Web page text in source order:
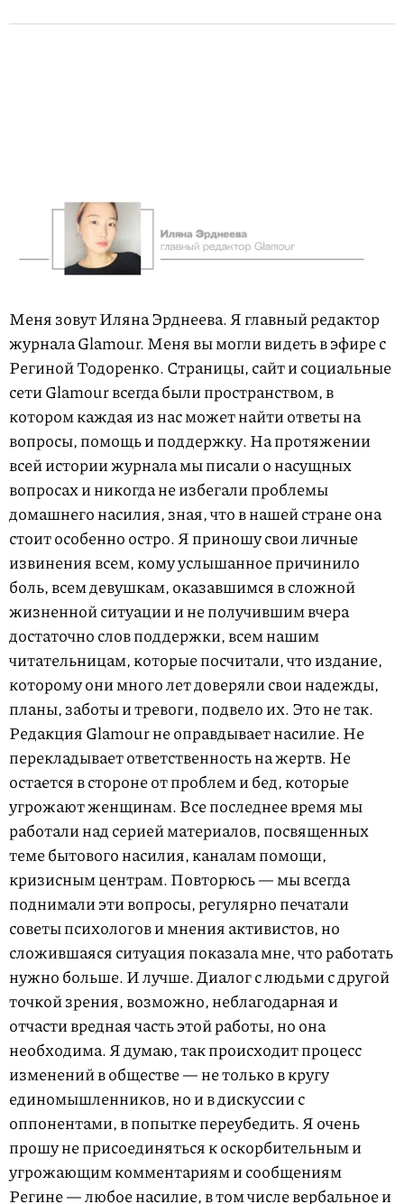
Меня зовут Иляна Эрднеева. Я главный редактор
журнала Glamour. Меня вы могли видеть в эфире с
Региной Тодоренко. Страницы, сайт и социальные
сети Glamour всегда были пространством, в
котором каждая из нас может найти ответы на
вопросы, помощь и поддержку. На протяжении
всей истории журнала мы писали о насущных
вопросах и никогда не избегали проблемы
домашнего насилия, зная, что в нашей стране она
стоит особенно остро. Я приношу свои личные
извинения всем, кому услышанное причинило
боль, всем девушкам, оказавшимся в сложной
жизненной ситуации и не получившим вчера
достаточно слов поддержки, всем нашим
читательницам, которые посчитали, что издание,
которому они много лет доверяли свои надежды,
планы, заботы и тревоги, подвело их. Это не так.
Редакция Glamour не оправдывает насилие. Не
перекладывает ответственность на жертв. Не
остается в стороне от проблем и бед, которые
угрожают женщинам. Все последнее время мы
работали над серией материалов, посвященных
теме бытового насилия, каналам помощи,
кризисным центрам. Повторюсь — мы всегда
поднимали эти вопросы, регулярно печатали
советы психологов и мнения активистов, но
сложившаяся ситуация показала мне, что работать
нужно больше. И лучше. Диалог с людьми с другой
точкой зрения, возможно, неблагодарная и
отчасти вредная часть этой работы, но она
необходима. Я думаю, так происходит процесс
изменений в обществе — не только в кругу
единомышленников, но и в дискуссии с
оппонентами, в попытке переубедить. Я очень
прошу не присоединяться к оскорбительным и
угрожающим комментариям и сообщениям
Регине — любое насилие, в том числе вербальное и